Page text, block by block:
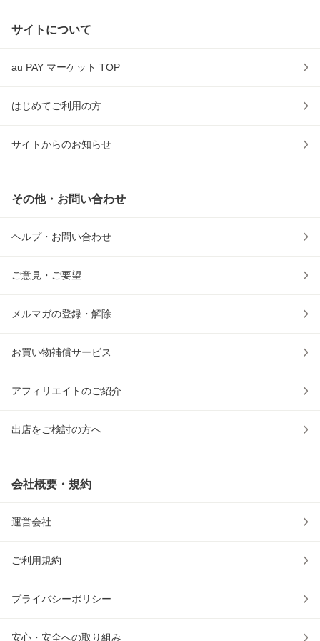
サイトについて
au PAY マーケット TOP
はじめてご利用の方
サイトからのお知らせ
その他・お問い合わせ
ヘルプ・お問い合わせ
ご意見・ご要望
メルマガの登録・解除
お買い物補償サービス
アフィリエイトのご紹介
出店をご検討の方へ
会社概要・規約
運営会社
ご利用規約
プライバシーポリシー
安心・安全への取り組み